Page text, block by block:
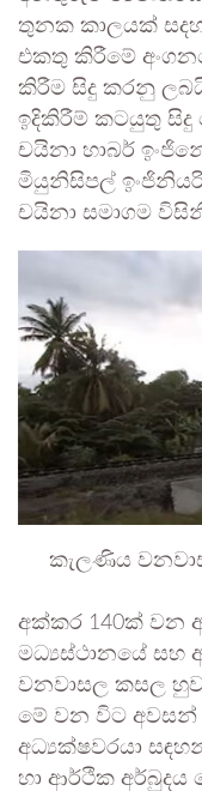
තුනක කාලයක්
එකතු කිරීමේ
කිරීම සිදු කරනු
ඉදිකිරීම් කටයුතු
චයිනා හාබර්
මියුනිසිපල්
චයිනා සමාගම
කැලණිය
අක්කර 140ක් වන
මධ්‍යස්ථානයේ සහ
වනවාසල කසල
මේ වන විට අවසන්
අධ්‍යක්ෂවරයා
හා ආර්ථික අර්බුදය